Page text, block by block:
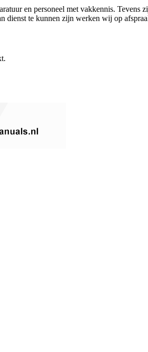
en personeel met vakkennis.
dienst te kunnen zijn werken wij op